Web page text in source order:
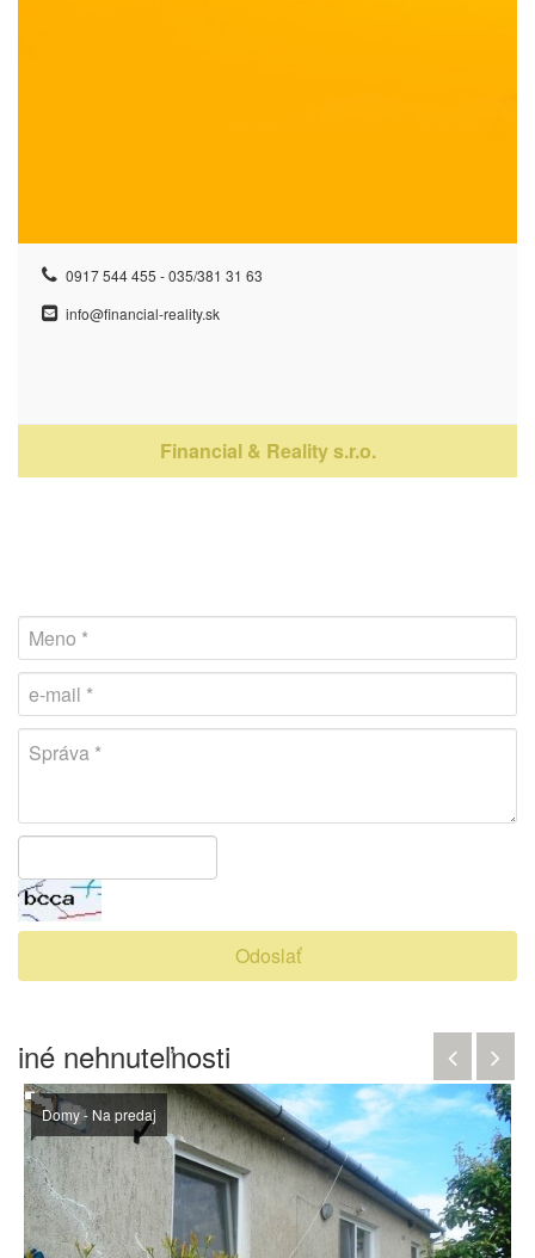
0917 544 455 - 035/381 31 63
info@financial-reality.sk
Financial & Reality s.r.o.
Odoslať
iné nehnuteľnosti
Domy - Na predaj